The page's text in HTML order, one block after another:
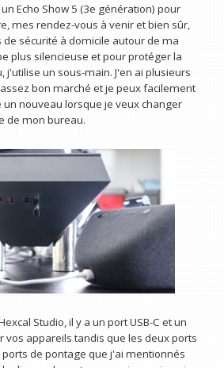
Echo Show 5 (3e génération) pour
mes rendez-vous à venir et bien sûr,
sécurité à domicile autour de ma
plus silencieuse et pour protéger la
j'utilise un sous-main. J'en ai plusieurs
bon marché et je peux facilement
un nouveau lorsque je veux changer
de mon bureau.
Studio, il y a un port USB-C et un
vos appareils tandis que les deux ports
ports de pontage que j'ai mentionnés